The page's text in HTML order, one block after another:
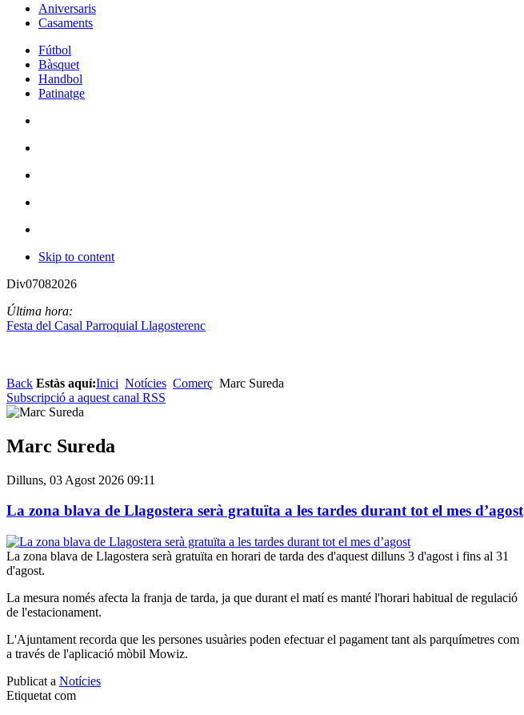
Aniversaris
Casaments
Fútbol
Bàsquet
Handbol
Patinatge
Skip to content
Div07082026
Última hora:
Festa del Casal Parroquial Llagosterenc
Back Estàs aquí:Inici Notícies Comerç Marc Sureda
Subscripció a aquest canal RSS
Marc Sureda
Dilluns, 03 Agost 2026 09:11
La zona blava de Llagostera serà gratuïta a les tardes durant tot el mes d’agost
La zona blava de Llagostera serà gratuïta en horari de tarda des d'aquest dilluns 3 d'agost i fins al 31
d'agost.
La mesura només afecta la franja de tarda, ja que durant el matí es manté l'horari habitual de regulació
de l'estacionament.
L'Ajuntament recorda que les persones usuàries poden efectuar el pagament tant als parquímetres com
a través de l'aplicació mòbil Mowiz.
Publicat a Notícies
Etiquetat com